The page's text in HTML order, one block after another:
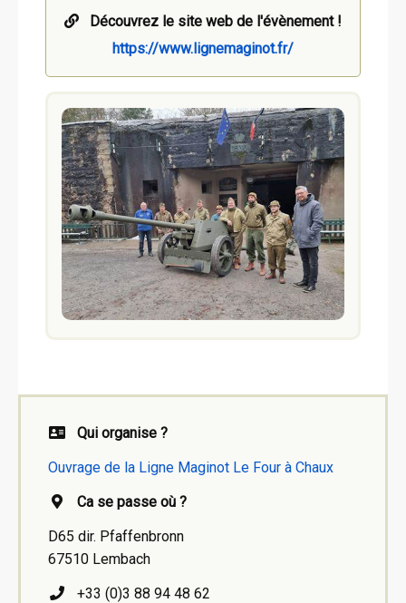
Découvrez le site web de l'évènement !
https://www.lignemaginot.fr/
Qui organise ?
Ouvrage de la Ligne Maginot Le Four à Chaux
Ca se passe où ?
D65 dir. Pfaffenbronn
67510 Lembach
+33 (0)3 88 94 48 62 ​